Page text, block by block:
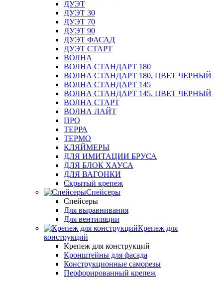
ДУЭТ
ДУЭТ 30
ДУЭТ 70
ДУЭТ 90
ДУЭТ ФАСАД
ДУЭТ СТАРТ
ВОЛНА
ВОЛНА СТАНДАРТ 180
ВОЛНА СТАНДАРТ 180, ЦВЕТ ЧЕРНЫЙ
ВОЛНА СТАНДАРТ 145
ВОЛНА СТАНДАРТ 145, ЦВЕТ ЧЕРНЫЙ
ВОЛНА СТАРТ
ВОЛНА ЛАЙТ
ПРО
ТЕРРА
ТЕРМО
КЛЯЙМЕРЫ
ДЛЯ ИМИТАЦИИ БРУСА
ДЛЯ БЛОК ХАУСА
ДЛЯ ВАГОНКИ
Скрытый крепеж
Спейсеры
Спейсеры
Для выравнивания
Для вентиляции
Крепеж для
конструкций
Крепеж для конструкций
Кронштейны для фасада
Конструкционные саморезы
Перфорированный крепеж